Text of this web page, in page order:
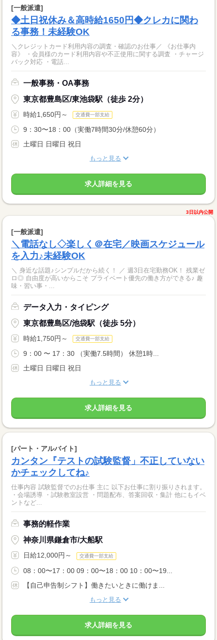
[一般派遣]
◆土日祝休み＆高時給1650円◆クレカに関わ
る事務！未経験OK
＼クレジットカード利用内容の調査・確認のお仕事／ 《お仕事内
容》 ・会員様のカード利用内容や不正使用に関する調査 ・チャージ
バック対応 ・電話...
一般事務・OA事務
東京都豊島区/東池袋駅（徒歩 2分）
時給1,650円～ 交通費一部支給
9：30〜18：00（実働7時間30分/休憩60分）
土曜日 日曜日 祝日
もっと見る
求人詳細を見る
3日以内公開
[一般派遣]
＼電話なし◇楽しく＠在宅／映画スケジュール
を入力♪未経験OK
＼ 身近な話題♪シンプルだから続く！ ／ 週3日在宅勤務OK！ 残業ゼ
ロ◎ 自由度が高いからこそ プライベート優先の働き方ができる♪ 趣
味・習い事・...
データ入力・タイピング
東京都豊島区/池袋駅（徒歩 5分）
時給1,750円～ 交通費一部支給
9：00 〜 17：30 （実働7.5時間） 休憩1時...
土曜日 日曜日 祝日
もっと見る
求人詳細を見る
[パート・アルバイト]
カンタン『テストの試験監督」不正していない
かチェックしてね♪
仕事内容 試験監督でのお仕事 主に 以下お仕事に割り振りされます。
・会場誘導 ・試験教室設営 ・問題配布、答案回収・集計 他にもイベ
ントなど...
事務的軽作業
神奈川県鎌倉市/大船駅
日給12,000円～ 交通費一部支給
08：00〜17：00 09：00〜18：00 10：00〜19...
【自己申告制シフト】働きたいときに働けま...
もっと見る
求人詳細を見る